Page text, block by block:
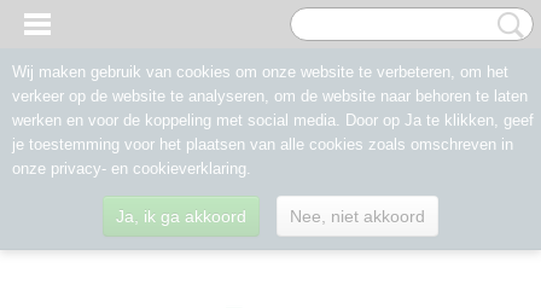
Wij maken gebruik van cookies om onze website te verbeteren, om het
verkeer op de website te analyseren, om de website naar behoren te laten
werken en voor de koppeling met social media. Door op Ja te klikken, geef
je toestemming voor het plaatsen van alle cookies zoals omschreven in
onze privacy- en cookieverklaring.
Ja, ik ga akkoord Nee, niet akkoord